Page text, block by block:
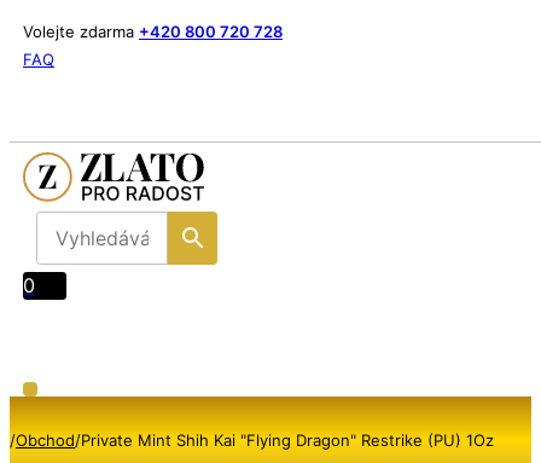
Volejte zdarma +420 800 720 728
FAQ
0
/Obchod/Private Mint Shih Kai "Flying Dragon" Restrike (PU) 1Oz